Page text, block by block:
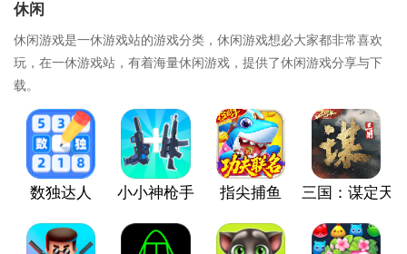
休闲
休闲游戏是一休游戏站的游戏分类，休闲游戏想必大家都非常喜欢
玩，在一休游戏站，有着海量休闲游戏，提供了休闲游戏分享与下
载。
数独达人 小小神枪手 指尖捕鱼 三国：谋定天